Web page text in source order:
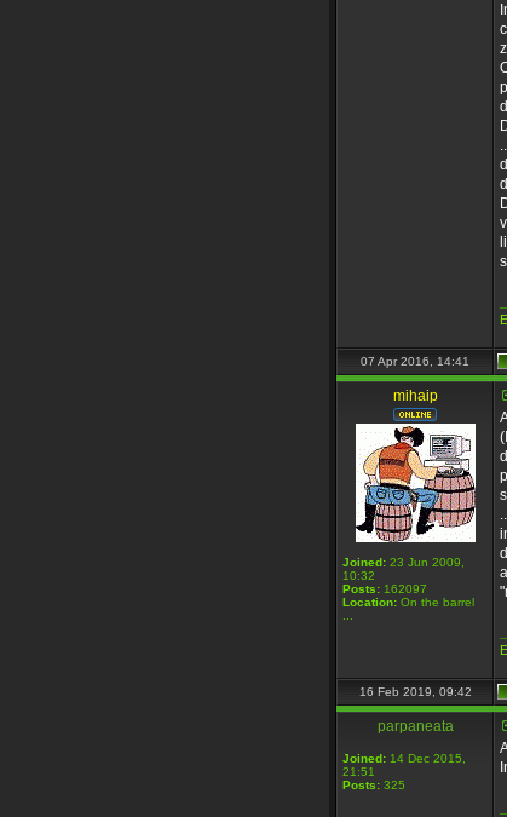
07 Apr 2016, 14:41
mihaip
Joined: 23 Jun 2009,
10:32
Posts: 162097
Location: On the barrel
16 Feb 2019, 09:42
parpaneata
Joined: 14 Dec 2015,
21:51
Posts: 325